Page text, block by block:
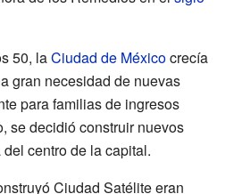
50, laCiudad de Méxicocrecía
gran necesidad de nuevas
para familias de ingresos
se decidió construir nuevos
centro de la capital.
Ciudad Satélite eran